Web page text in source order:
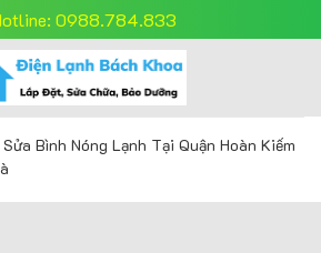
0988.784.833
Sửa Bình Nóng Lạnh Tại Quận Hoàn Kiếm